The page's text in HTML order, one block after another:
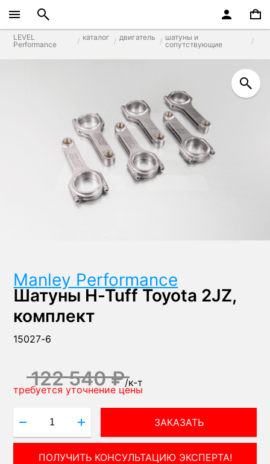
LEVEL
Performance
каталог двигатель
шатуны и
сопутствующие
Manley Performance
Шатуны H-Tuff Toyota 2JZ,
комплект
15027-6
122 540 ₽/к-т
требуется уточнение цены
ЗАКАЗАТЬ
ПОЛУЧИТЬ КОНСУЛЬТАЦИЮ ЭКСПЕРТА!